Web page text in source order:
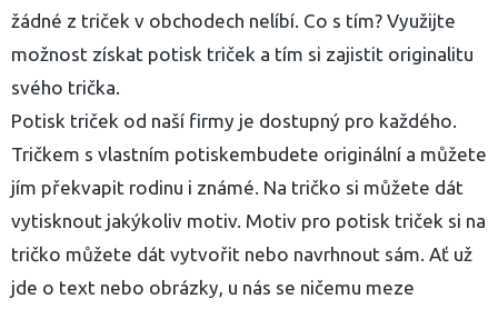
žádné z triček v obchodech nelíbí. Co s tím? Využijte
možnost získat potisk triček a tím si zajistit originalitu
svého trička.
Potisk triček od naší firmy je dostupný pro každého.
Tričkem s vlastním potiskembudete originální a můžete
jím překvapit rodinu i známé. Na tričko si můžete dát
vytisknout jakýkoliv motiv. Motiv pro potisk triček si na
tričko můžete dát vytvořit nebo navrhnout sám. Ať už
jde o text nebo obrázky, u nás se ničemu meze